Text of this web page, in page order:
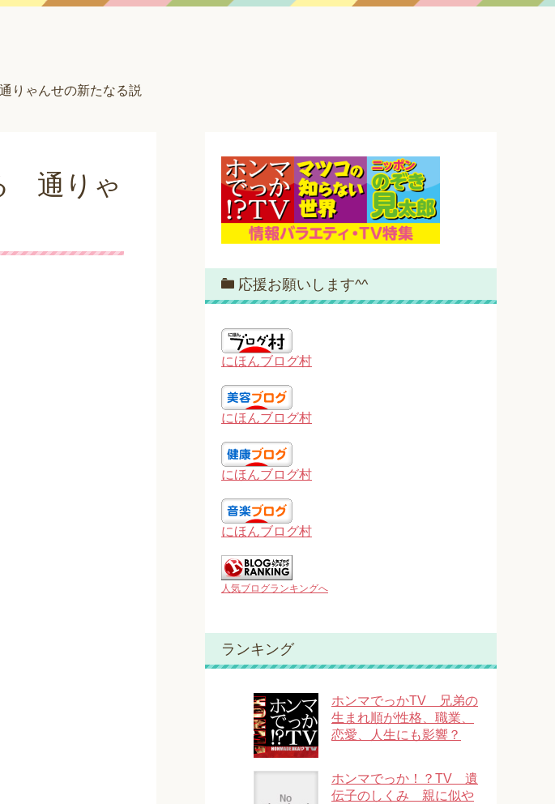
りゃんせの新たなる説
通りゃ
応援お願いします^^
にほんブログ村
にほんブログ村
にほんブログ村
にほんブログ村
人気ブログランキングへ
ランキング
ホンマでっかTV 兄弟の
生まれ順が性格、職業、
恋愛、人生にも影響？
ホンマでっか！？TV 遺
伝子のしくみ 親に似や